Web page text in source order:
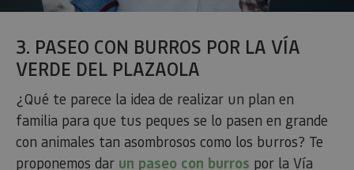
3. PASEO CON BURROS POR LA VÍA
VERDE DEL PLAZAOLA
¿Qué te parece la idea de realizar un plan en
familia para que tus peques se lo pasen en grande
con animales tan asombrosos como los burros? Te
proponemos dar un paseo con burros por la Vía